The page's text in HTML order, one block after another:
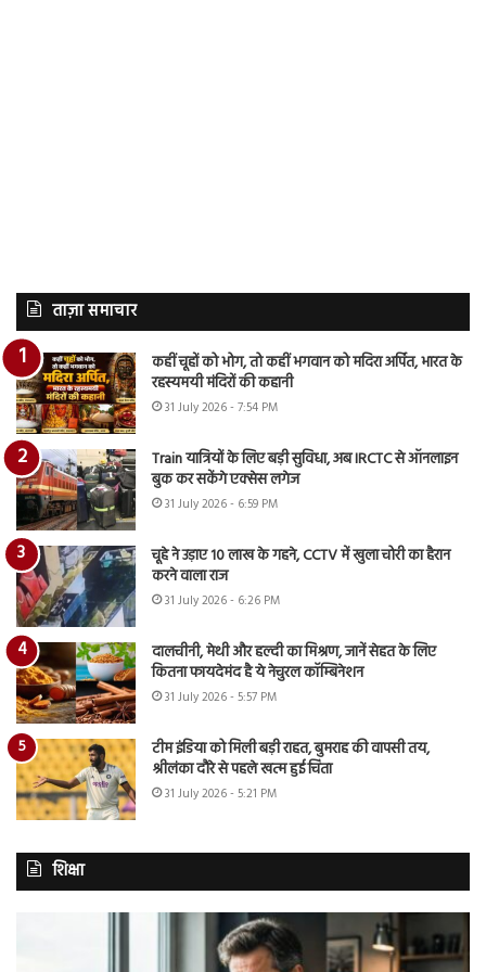
ताज़ा समाचार
कहीं चूहों को भोग, तो कहीं भगवान को मदिरा अर्पित, भारत के
रहस्यमयी मंदिरों की कहानी
31 July 2026 - 7:54 PM
Train यात्रियों के लिए बड़ी सुविधा, अब IRCTC से ऑनलाइन
बुक कर सकेंगे एक्सेस लगेज
31 July 2026 - 6:59 PM
चूहे ने उड़ाए 10 लाख के गहने, CCTV में खुला चोरी का हैरान
करने वाला राज
31 July 2026 - 6:26 PM
दालचीनी, मेथी और हल्दी का मिश्रण, जानें सेहत के लिए
कितना फायदेमंद है ये नेचुरल कॉम्बिनेशन
31 July 2026 - 5:57 PM
टीम इंडिया को मिली बड़ी राहत, बुमराह की वापसी तय,
श्रीलंका दौरे से पहले खत्म हुई चिंता
31 July 2026 - 5:21 PM
शिक्षा